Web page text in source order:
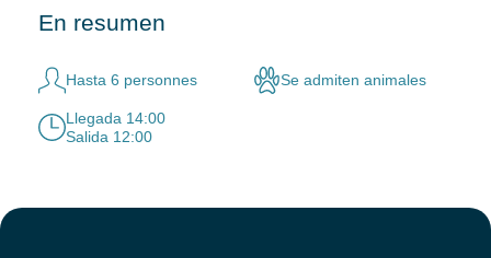
En resumen
Hasta 6 personnes Se admiten animales
Llegada 14:00
Salida 12:00